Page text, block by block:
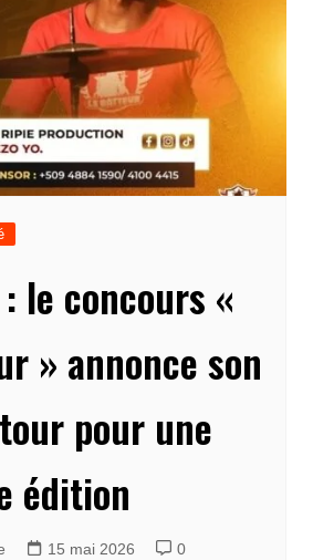
le concours «
» annonce son
pour une
édition
15 mai 2026 0